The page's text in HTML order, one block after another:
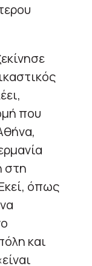
που
στη
όπως
και